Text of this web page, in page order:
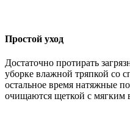
Простой уход
Достаточно протирать
уборке влажной тряпкой со
остальное время натяжные
очищаются щеткой с мягким